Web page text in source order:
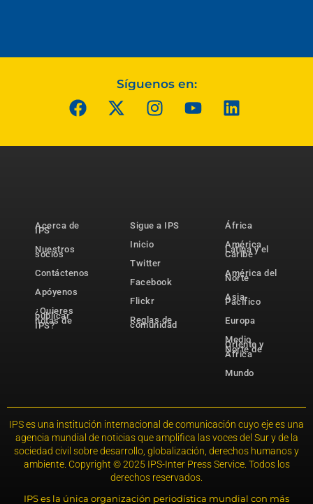
Síguenos en:
Acerca de
IPS
Nuestros
socios
Contáctenos
Apóyenos
¿Quieres
publicar
notas de
IPS?
Sigue a IPS
Inicio
Twitter
Facebook
Flickr
Reglas de
comunidad
África
América
Latina y el
Caribe
América del
Norte
Asia-
Pacífico
Europa
Medio
Oriente y
Norte de
África
Mundo
IPS es una institución internacional de comunicación cuyo eje es una
agencia mundial de noticias que amplifica las voces del Sur y de la
sociedad civil sobre desarrollo, globalización, derechos humanos y
ambiente. Copyright © 2025 IPS-Inter Press Service. Todos los
derechos reservados.
IPS es la única organización periodística mundial con más